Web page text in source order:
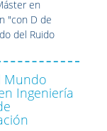
en
"con D de
del Ruido
Mundo
Ingeniería